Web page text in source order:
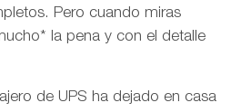
Pero cuando miras
la pena y con el detalle
de UPS ha dejado en casa